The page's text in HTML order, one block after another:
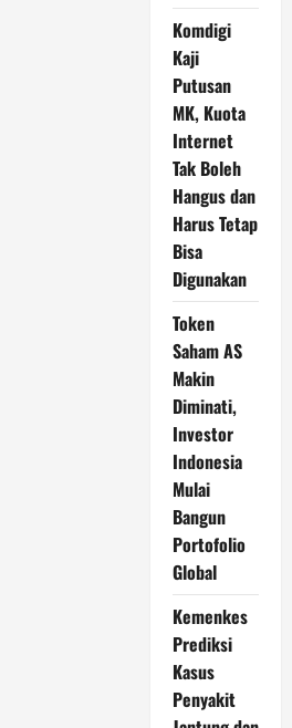
Komdigi
Kaji
Putusan
MK, Kuota
Internet
Tak Boleh
Hangus dan
Harus Tetap
Bisa
Digunakan
Token
Saham AS
Makin
Diminati,
Investor
Indonesia
Mulai
Bangun
Portofolio
Global
Kemenkes
Prediksi
Kasus
Penyakit